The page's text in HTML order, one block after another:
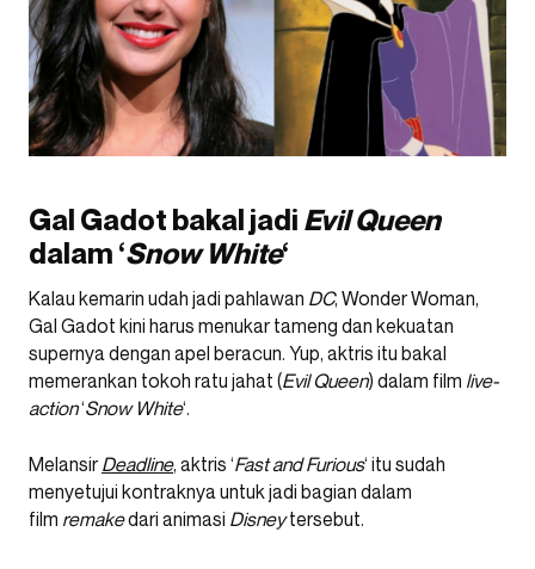
Gal Gadot bakal jadi Evil Queen
dalam ‘Snow White‘
Kalau kemarin udah jadi pahlawan DC, Wonder Woman,
Gal Gadot kini harus menukar tameng dan kekuatan
supernya dengan apel beracun. Yup, aktris itu bakal
memerankan tokoh ratu jahat (Evil Queen) dalam film live-
action‘Snow White‘.
Melansir Deadline, aktris ‘Fast and Furious‘ itu sudah
menyetujui kontraknya untuk jadi bagian dalam
film remakedari animasi Disneytersebut.